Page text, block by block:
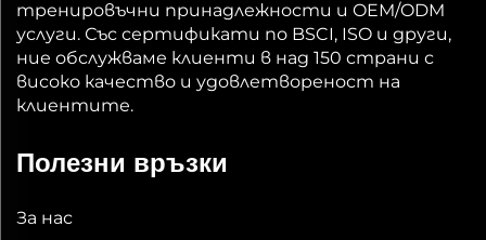
тренировъчни принадлежности и OEM/ODM
услуги. Със сертификати по BSCI, ISO и други,
ние обслужваме клиенти в над 150 страни с
високо качество и удовлетвореност на
клиентите.
Полезни връзки
За нас